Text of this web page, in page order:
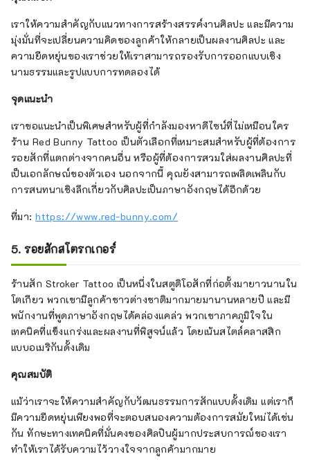
เราให้ความสำคัญกับแนวทางการสร้างสรรค์งานศิลปะ และมีความ
มุ่งมั่นที่จะเปลี่ยนความคิดของลูกค้าให้กลายเป็นผลงานศิลปะ และ
ความยืดหยุ่นของเราช่วยให้เราสามารถรองรับการออกแบบเชิง
นามธรรมและรูปแบบการทดลองได้
จุดแนะนำ
เราขอแนะนำเป็นพิเศษสำหรับผู้ที่กำลังมองหาดีไซน์ที่ไม่เหมือนใคร
ร้าน Red Bunny Tattoo เป็นตัวเลือกที่เหมาะสมสำหรับผู้ที่ต้องการ
รอยสักที่แตกต่างจากคนอื่น หรือผู้ที่ต้องการสวมใส่ผลงานศิลปะที่
เป็นเอกลักษณ์ของตัวเอง นอกจากนี้ คุณยังสามารถเพลิดเพลินกับ
การสนทนาเชิงลึกเกี่ยวกับศิลปะเป็นภาษาอังกฤษได้อีกด้วย
ที่มา:https://www.red-bunny.com/
5. รอยสักสโตรกเกอร์
ร้านสัก Stroker Tattoo เป็นหนึ่งในสตูดิโอสักที่ก่อตั้งมายาวนานใน
โตเกียว พวกเขามีลูกค้าชาวต่างชาติมากมายมานานหลายปี และมี
พนักงานที่พูดภาษาอังกฤษได้คล่องแคล่ว พวกเขาภาคภูมิใจใน
เทคนิคที่แข็งแกร่งและผลงานที่พิสูจน์แล้ว โดยเน้นสไตล์คลาสสิก
แบบอเมริกันดั้งเดิม
คุณสมบัติ
แม้ว่าเราจะให้ความสำคัญกับวัฒนธรรมการสักแบบดั้งเดิม แต่เราก็
มีความยืดหยุ่นเพียงพอที่จะตอบสนองความต้องการสมัยใหม่ได้เช่น
กัน ทักษะทางเทคนิคที่มั่นคงของศิลปินผู้มากประสบการณ์ของเรา
ทำให้เราได้รับความไว้วางใจจากลูกค้ามากมาย